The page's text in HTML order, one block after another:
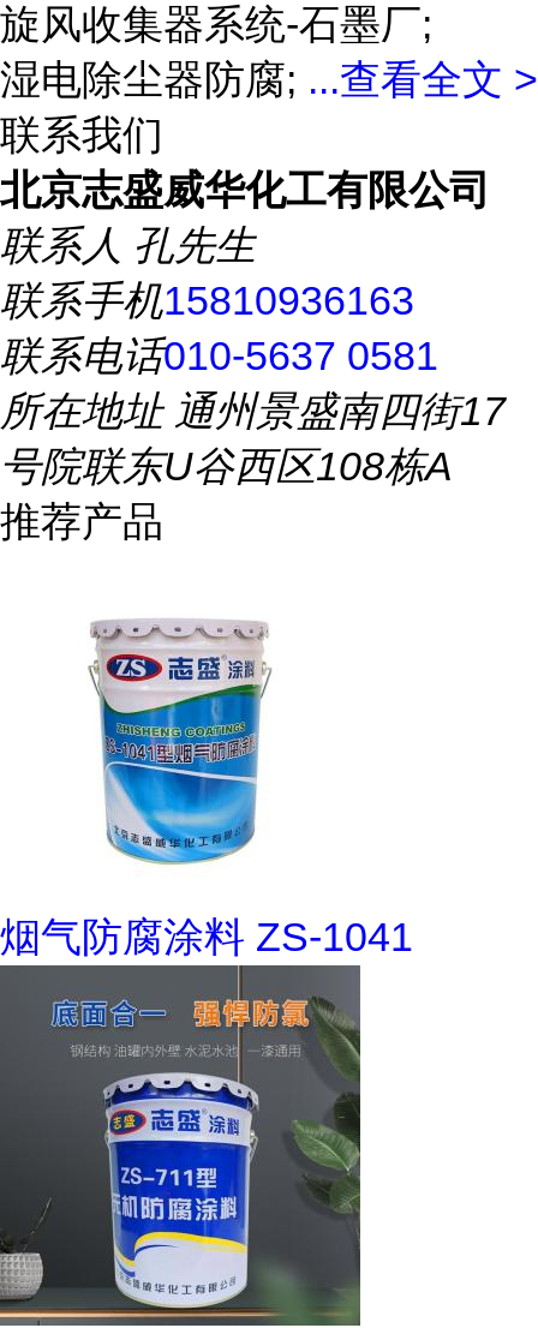
旋风收集器系统-石墨厂;
湿电除尘器防腐; ...查看全文 >
联系我们
北京志盛威华化工有限公司
联系人 孔先生
联系手机15810936163
联系电话010-5637 0581
所在地址通州景盛南四街17
号院联东U谷西区108栋A
推荐产品
烟气防腐涂料 ZS-1041